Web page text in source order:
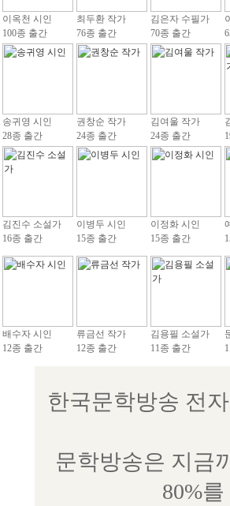
이옥천 시인
100종 출간
최두환 작가
76종 출간
김은자 수필가
70종 출간
송귀영 시인
28종 출간
권창순 작가
24종 출간
김여울 작가
24종 출간
김진수 소설가
16종 출간
이병두 시인
15종 출간
이정화 시인
15종 출간
배수자 시인
12종 출간
류금선 작가
12종 출간
김용필 소설가
11종 출간
한국문학방송 전
문학방송은 지금
80%